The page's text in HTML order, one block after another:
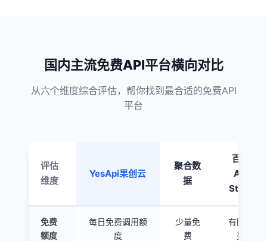
国内主流免费API平台横向对比
从六个维度综合评估，帮你找到最合适的免费API
平台
评估
维度
YesApi果创云
聚合数
据
百度
API
Store
免费
额度
每日免费调用额
度
少量免
费
有限免
费